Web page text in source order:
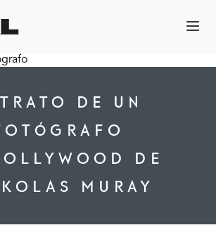
DE UN
DE
MURAY